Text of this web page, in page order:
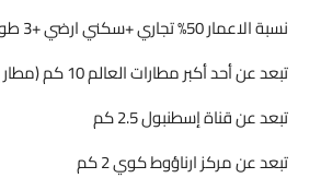
نسبة الاعمار 50% تجاري +سكني ارضي +3 طوابق
تبعد عن أحد أكبر مطارات العالم 10 كم (مطار إسطنبول الجديد)
تبعد عن قناة إسطنبول 2.5 كم
تبعد عن مركز ارناؤوط كوي 2 كم